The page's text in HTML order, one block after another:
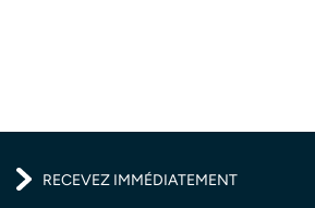
RECEVEZ IMMÉDIATEMENT